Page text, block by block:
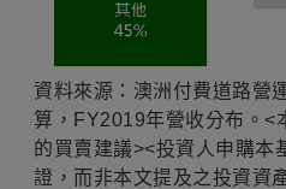
資料來源：澳洲付費道路營
算，FY2019年營收分布。<
的買賣建議><投資人申購本
證，而非本文提及之投資資